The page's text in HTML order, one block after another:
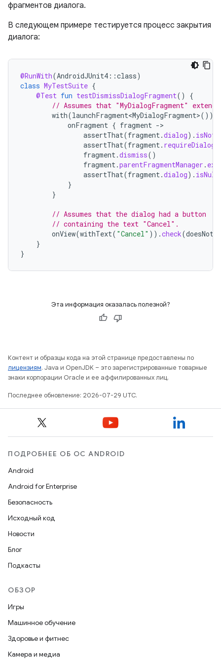
фрагментов диалога.
В следующем примере тестируется процесс закрытия
диалога:
@RunWith(AndroidJUnit4 ::class)
class MyTestSuite {
@Test fun testDismissDialogFragment()
{
// Assumes that "MyDialogFragment"
with(launchFragment<MyDialogFragment>())
onFragment { fragment -
assertThat(fragment.dialog).
assertThat(fragment. requireDialog
fragment.dismiss()
fragment.parentFragmentManager .
assertThat(fragment.dialog). isNull
}
}
// Assumes that the dialog had a button
// containing the text "Cancel".
onView(withText( "Cancel" )).check(
}
}
Эта информация оказалась полезной?
Контент и образцы кода на этой странице предоставлены по
лицензиям. Java и OpenJDK – это зарегистрированные товарные
знаки корпорации Oracle и ее аффилированных лиц.
Последнее обновление: 2026-07-29 UTC.
ПОДРОБНЕЕ ОБ ОС ANDROID
Android
Android for Enterprise
Безопасность
Исходный код
Новости
Блог
Подкасты
ОБЗОР
Игры
Машинное обучение
Здоровье и фитнес
Камера и медиа